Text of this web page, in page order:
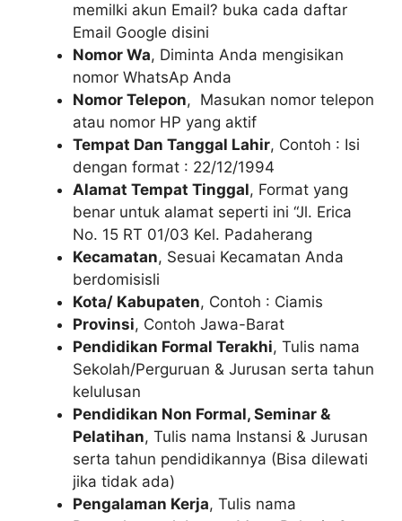
memilki akun Email? buka cada daftar
Email Google disini
Nomor Wa, Diminta Anda mengisikan
nomor WhatsAp Anda
Nomor Telepon, Masukan nomor telepon
atau nomor HP yang aktif
Tempat Dan Tanggal Lahir, Contoh : Isi
dengan format : 22/12/1994
Alamat Tempat Tinggal, Format yang
benar untuk alamat seperti ini “Jl. Erica
No. 15 RT 01/03 Kel. Padaherang
Kecamatan, Sesuai Kecamatan Anda
berdomisisli
Kota/ Kabupaten, Contoh : Ciamis
Provinsi, Contoh Jawa-Barat
Pendidikan Formal Terakhi, Tulis nama
Sekolah/Perguruan & Jurusan serta tahun
kelulusan
Pendidikan Non Formal, Seminar &
Pelatihan, Tulis nama Instansi & Jurusan
serta tahun pendidikannya (Bisa dilewati
jika tidak ada)
Pengalaman Kerja, Tulis nama